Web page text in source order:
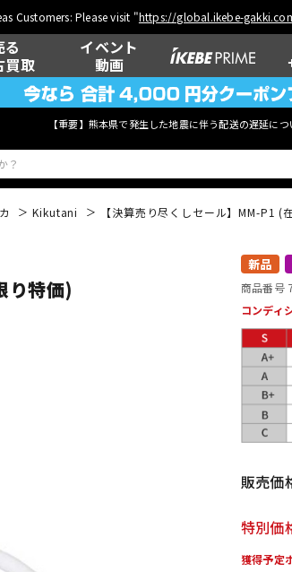
Customers: Please visit "https://global.ikebe-
る
買取
イベント
動画
【重要】熊本県で発生した地震に伴う配送の遅延に
ウ
そ
レ
グ
Kikutani 【決算売り尽くしセール】MM-P1 (
り特価)
新品
商品番号
コンディ
販売価
特別価
獲得予定